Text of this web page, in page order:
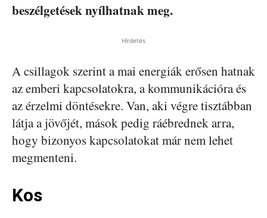
beszélgetések nyílhatnak meg.
Hirdetés
A csillagok szerint a mai energiák erősen hatnak
az emberi kapcsolatokra, a kommunikációra és
az érzelmi döntésekre. Van, aki végre tisztábban
látja a jövőjét, mások pedig ráébrednek arra,
hogy bizonyos kapcsolatokat már nem lehet
megmenteni.
Kos